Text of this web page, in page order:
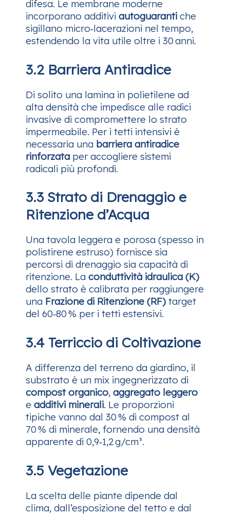
difesa. Le membrane moderne
incorporano additivi autoguaranti che
sigillano micro‑lacerazioni nel tempo,
estendendo la vita utile oltre i 30 anni.
3.2 Barriera Antiradice
Di solito una lamina in polietilene ad
alta densità che impedisce alle radici
invasive di compromettere lo strato
impermeabile. Per i tetti intensivi è
necessaria una barriera antiradice
rinforzata per accogliere sistemi
radicali più profondi.
3.3 Strato di Drenaggio e
Ritenzione d’Acqua
Una tavola leggera e porosa (spesso in
polistirene estruso) fornisce sia
percorsi di drenaggio sia capacità di
ritenzione. La conduttività idraulica (K)
dello strato è calibrata per raggiungere
una Frazione di Ritenzione (RF) target
del 60‑80 % per i tetti estensivi.
3.4 Terriccio di Coltivazione
A differenza del terreno da giardino, il
substrato è un mix ingegnerizzato di
compost organico, aggregato leggero
e additivi minerali. Le proporzioni
tipiche vanno dal 30 % di compost al
70 % di minerale, fornendo una densità
apparente di 0,9‑1,2 g/cm³.
3.5 Vegetazione
La scelta delle piante dipende dal
clima, dall’esposizione del tetto e dal